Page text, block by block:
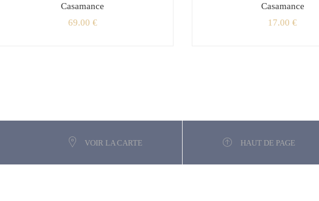
Casamance
69.00 €
Casamance
17.00€
VOIR LA CARTE HAUT DE PAGE